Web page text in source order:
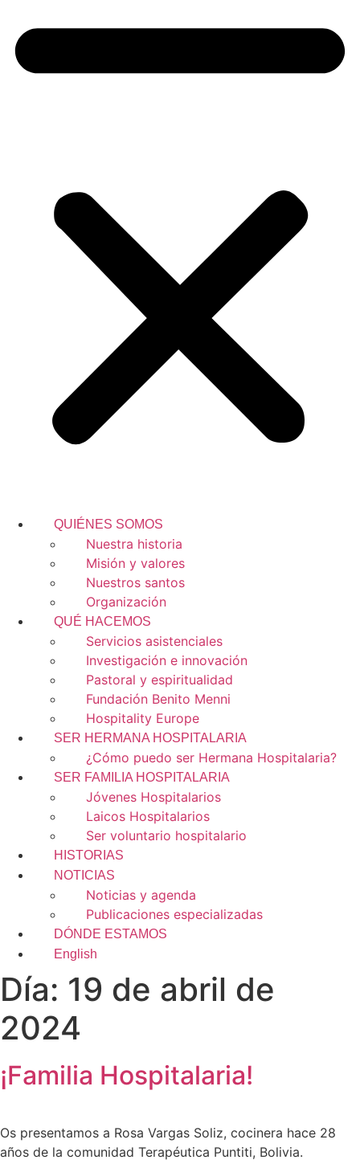
QUIÉNES SOMOS
Nuestra historia
Misión y valores
Nuestros santos
Organización
QUÉ HACEMOS
Servicios asistenciales
Investigación e innovación
Pastoral y espiritualidad
Fundación Benito Menni
Hospitality Europe
SER HERMANA HOSPITALARIA
¿Cómo puedo ser Hermana Hospitalaria?
SER FAMILIA HOSPITALARIA
Jóvenes Hospitalarios
Laicos Hospitalarios
Ser voluntario hospitalario
HISTORIAS
NOTICIAS
Noticias y agenda
Publicaciones especializadas
DÓNDE ESTAMOS
English
Día: 19 de abril de
2024
¡Familia Hospitalaria!
Os presentamos a Rosa Vargas Soliz, cocinera hace 28
años de la comunidad Terapéutica Puntiti, Bolivia.